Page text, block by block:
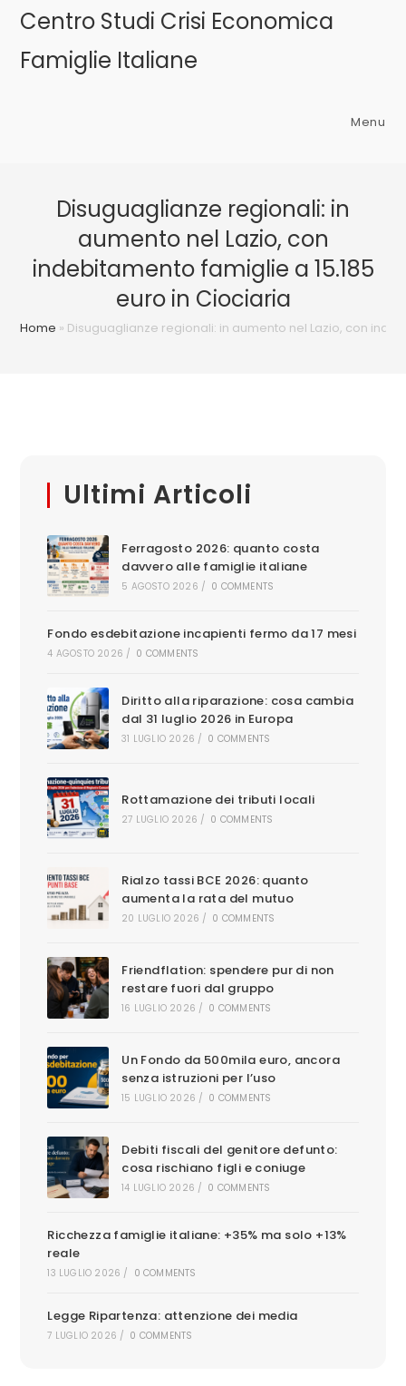
Salta
contenuto
Centro Studi Crisi Economica
Famiglie Italiane
Menu
Disuguaglianze regionali: in
aumento nel Lazio, con
indebitamento famiglie a 15.185
euro in Ciociaria
Home » Disuguaglianze regionali: in aumento nel Lazio, con
Ultimi Articoli
Ferragosto 2026: quanto costa
davvero alle famiglie italiane
5 AGOSTO 2026 / 0 COMMENTS
Fondo esdebitazione incapienti fermo da 17 mesi
4 AGOSTO 2026 / 0 COMMENTS
Diritto alla riparazione: cosa cambia
dal 31 luglio 2026 in Europa
31 LUGLIO 2026 / 0 COMMENTS
Rottamazione dei tributi locali
27 LUGLIO 2026 / 0 COMMENTS
Rialzo tassi BCE 2026: quanto
aumenta la rata del mutuo
20 LUGLIO 2026 / 0 COMMENTS
Friendflation: spendere pur di non
restare fuori dal gruppo
16 LUGLIO 2026 / 0 COMMENTS
Un Fondo da 500mila euro, ancora
senza istruzioni per l’uso
15 LUGLIO 2026 / 0 COMMENTS
Debiti fiscali del genitore defunto:
cosa rischiano figli e coniuge
14 LUGLIO 2026 / 0 COMMENTS
Ricchezza famiglie italiane: +35% ma solo +13%
reale
13 LUGLIO 2026 / 0 COMMENTS
Legge Ripartenza: attenzione dei media
7 LUGLIO 2026 / 0 COMMENTS